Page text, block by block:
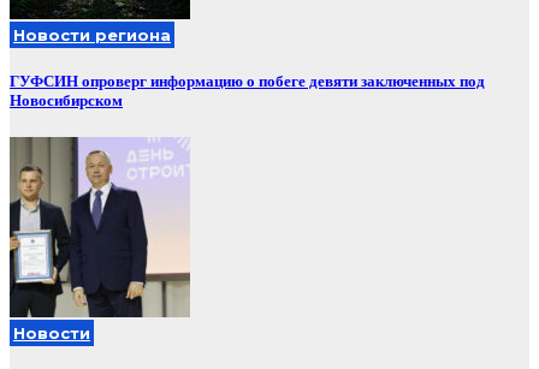
Новости региона
ГУФСИН опроверг информацию о побеге девяти заключенных под
Новосибирском
Новости